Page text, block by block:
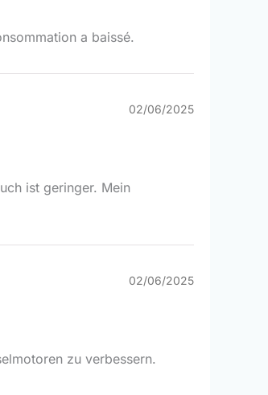
a baissé.
02/06/2025
ist geringer. Mein
02/06/2025
zu verbessern.